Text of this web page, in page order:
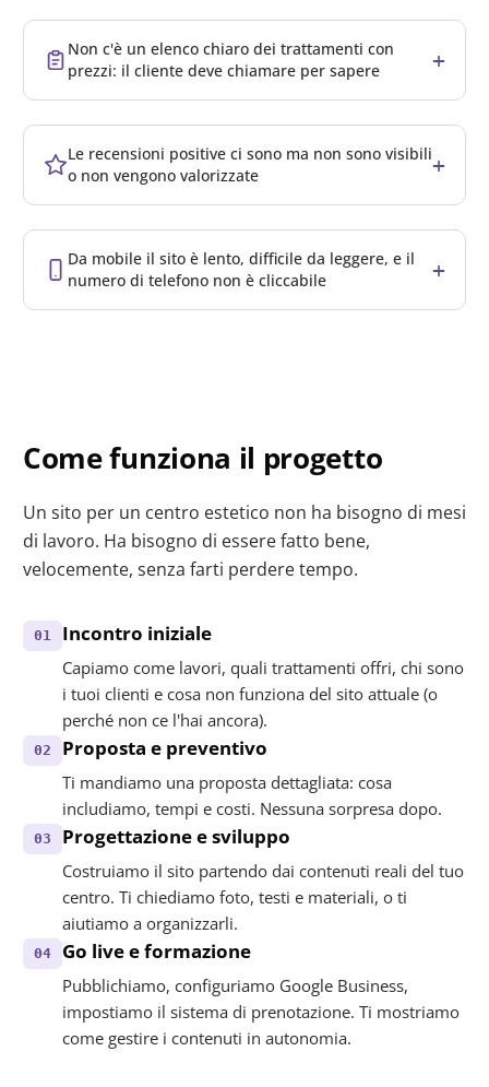
Non c'è un elenco chiaro dei trattamenti con
prezzi: il cliente deve chiamare per sapere
+
Le recensioni positive ci sono ma non sono visibili
o non vengono valorizzate
+
Da mobile il sito è lento, difficile da leggere, e il
numero di telefono non è cliccabile
+
Come funziona il progetto
Un sito per un centro estetico non ha bisogno di mesi
di lavoro. Ha bisogno di essere fatto bene,
velocemente, senza farti perdere tempo.
01 Incontro iniziale
Capiamo come lavori, quali trattamenti offri, chi sono
i tuoi clienti e cosa non funziona del sito attuale (o
perché non ce l'hai ancora).
02 Proposta e preventivo
Ti mandiamo una proposta dettagliata: cosa
includiamo, tempi e costi. Nessuna sorpresa dopo.
03 Progettazione e sviluppo
Costruiamo il sito partendo dai contenuti reali del tuo
centro. Ti chiediamo foto, testi e materiali, o ti
aiutiamo a organizzarli.
04 Go live e formazione
Pubblichiamo, configuriamo Google Business,
impostiamo il sistema di prenotazione. Ti mostriamo
come gestire i contenuti in autonomia.